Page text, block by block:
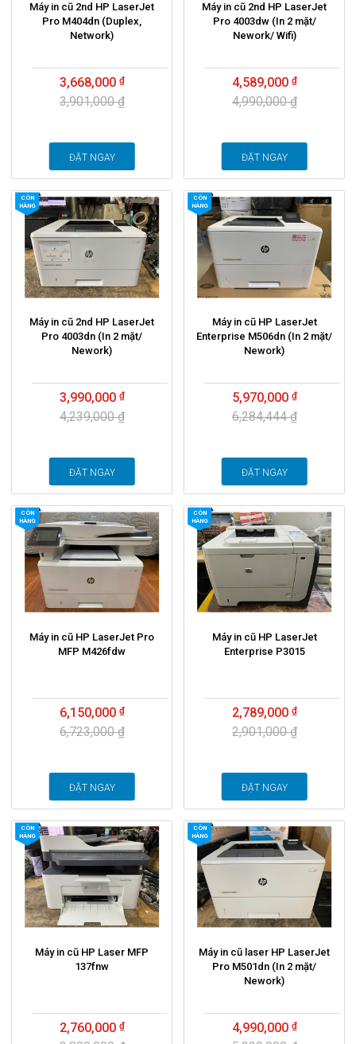
Máy in cũ 2nd HP LaserJet
Pro M404dn (Duplex,
Network)
3,668,000
3,901,000 ₫
ĐẶT NGAY
Máy in cũ 2nd HP LaserJet
Pro 4003dw (In 2 mặt/
Nework/ Wifi)
4,589,000
4,990,000 ₫
ĐẶT NGAY
CÒN
HÀNG
Máy in cũ 2nd HP LaserJet
Pro 4003dn (In 2 mặt/
Nework)
3,990,000
4,239,000 ₫
ĐẶT NGAY
CÒN
HÀNG
Máy in cũ HP LaserJet
Enterprise M506dn (In 2 mặt/
Nework)
5,970,000
6,284,444 ₫
ĐẶT NGAY
CÒN
HÀNG
Máy in cũ HP LaserJet Pro
MFP M426fdw
6,150,000
6,723,000 ₫
ĐẶT NGAY
CÒN
HÀNG
Máy in cũ HP LaserJet
Enterprise P3015
2,789,000
2,901,000 ₫
ĐẶT NGAY
CÒN
HÀNG
Máy in cũ HP Laser MFP
137fnw
2,760,000
CÒN
HÀNG
Máy in cũ laser HP LaserJet
Pro M501dn (In 2 mặt/
Nework)
4,990,000